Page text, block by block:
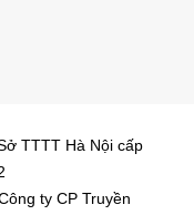
TTTT Hà Nội cấp
ty CP Truyền